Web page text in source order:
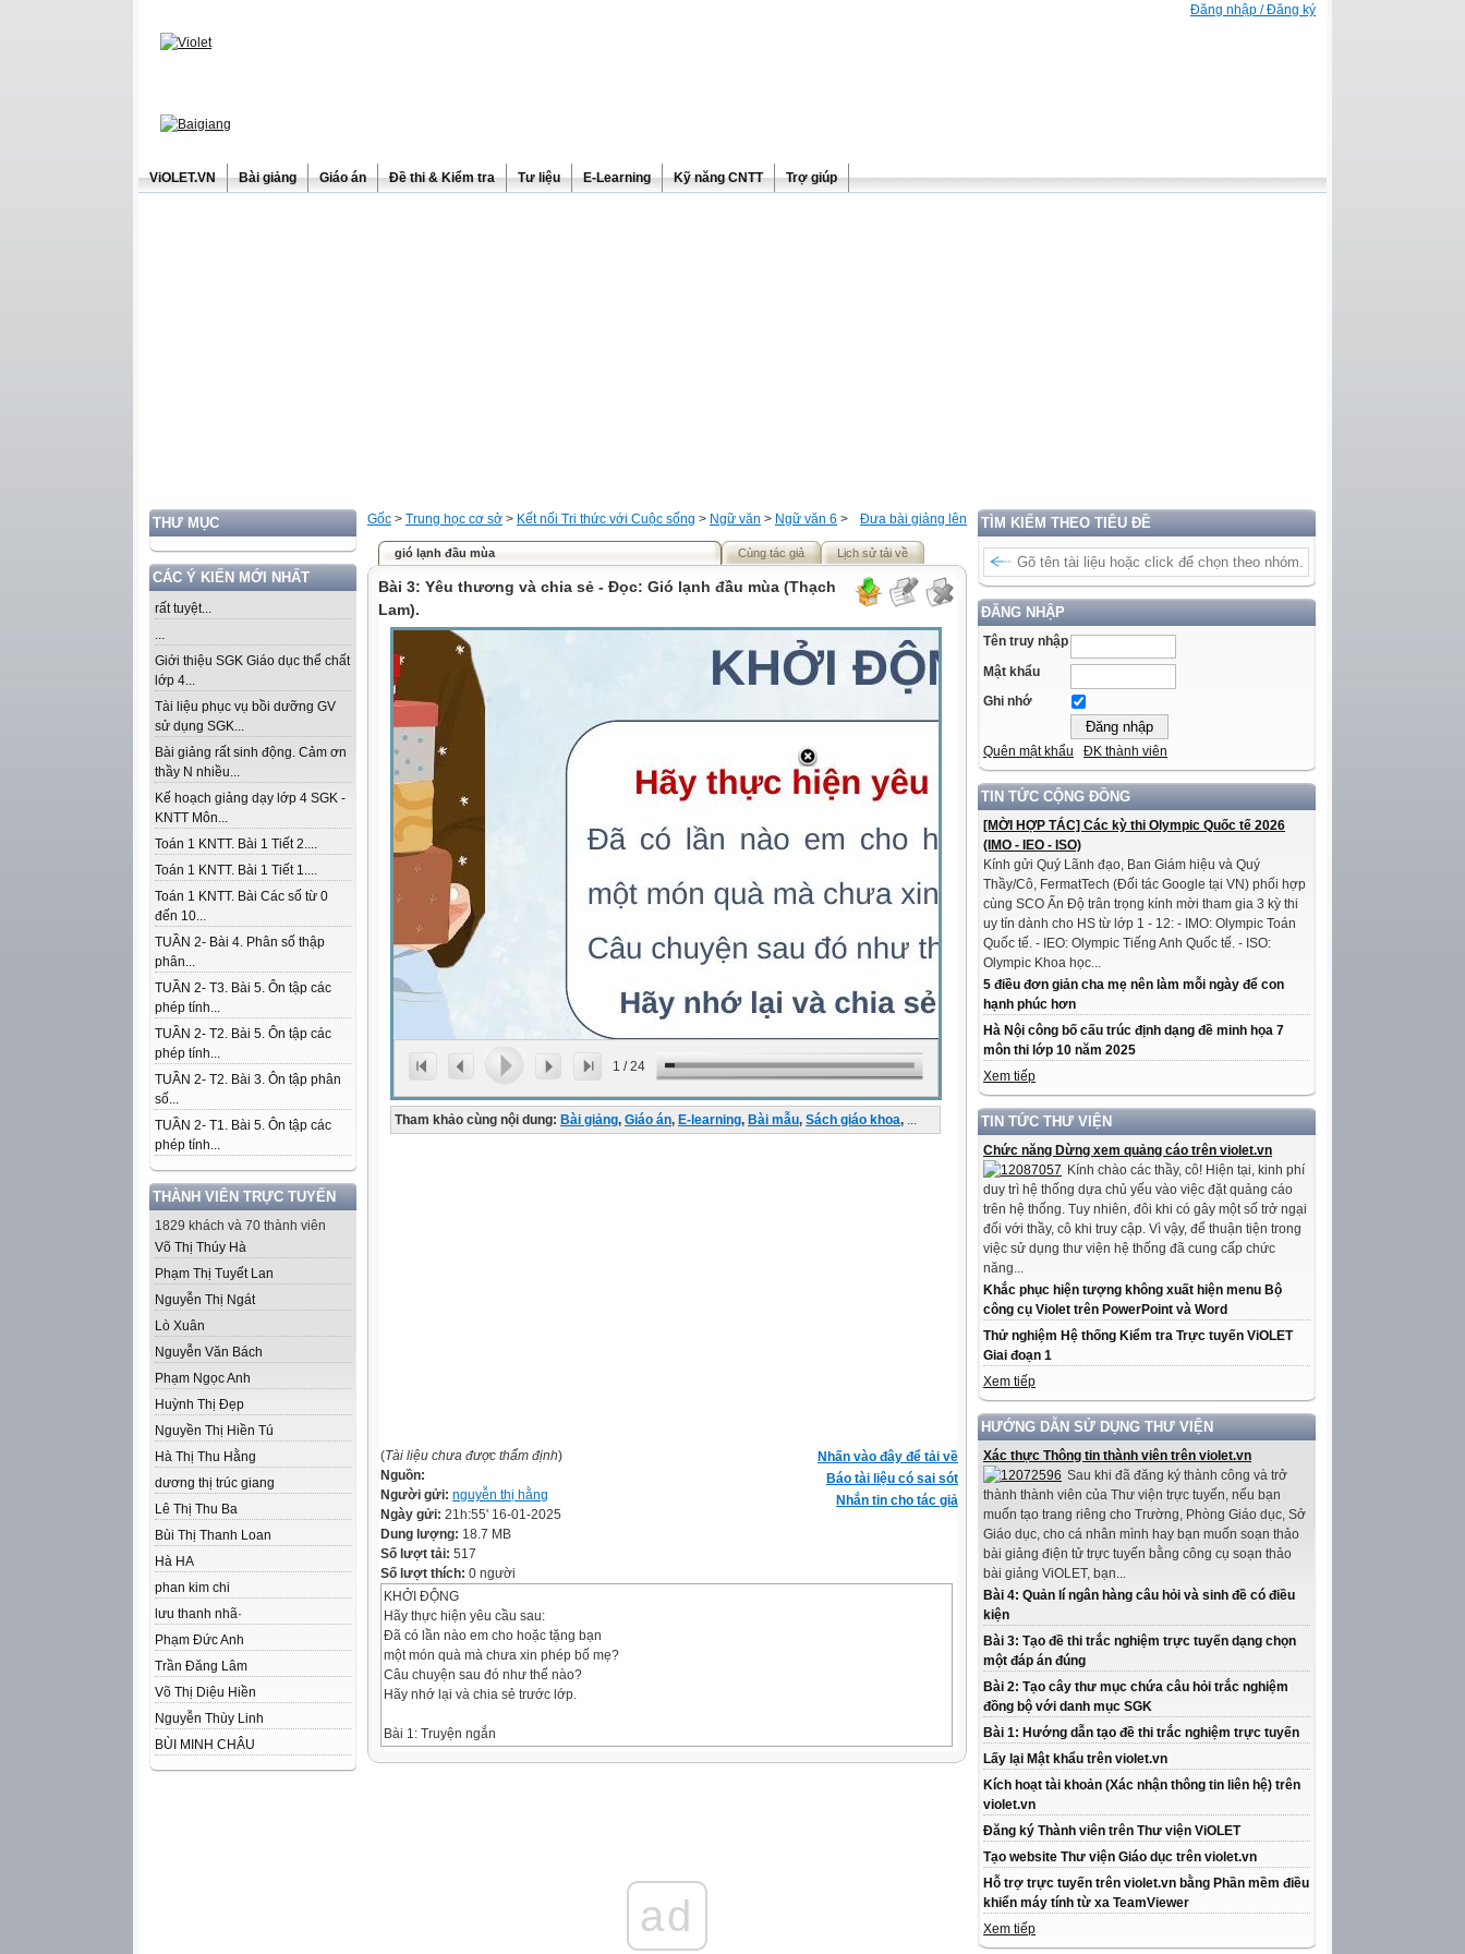
Đăng nhập / Đăng ký
ViOLET.VN Bài giảng Giáo án Đề thi & Kiểm tra Tư liệu E-Learning Kỹ năng CNTT Trợ giúp
THƯ MỤC
CÁC Ý KIẾN MỚI NHẤT
rất tuyệt...
...
Giới thiệu SGK Giáo dục thể chất
lớp 4...
Tài liệu phục vụ bồi dưỡng GV
sử dụng SGK...
Bài giảng rất sinh động. Cảm ơn
thầy N nhiều...
Kế hoạch giảng dạy lớp 4 SGK -
KNTT Môn...
Toán 1 KNTT. Bài 1 Tiết 2....
Toán 1 KNTT. Bài 1 Tiết 1....
Toán 1 KNTT. Bài Các số từ 0
đến 10...
TUẦN 2- Bài 4. Phân số thập
phân...
TUẦN 2- T3. Bài 5. Ôn tập các
phép tính...
TUẦN 2- T2. Bài 5. Ôn tập các
phép tính...
TUẦN 2- T2. Bài 3. Ôn tập phân
số...
TUẦN 2- T1. Bài 5. Ôn tập các
phép tính...
THÀNH VIÊN TRỰC TUYẾN
1829 khách và 70 thành viên
Võ Thị Thúy Hà
Phạm Thị Tuyết Lan
Nguyễn Thị Ngát
Lò Xuân
Nguyễn Văn Bách
Phạm Ngọc Anh
Huỳnh Thị Đẹp
Nguyền Thị Hiền Tú
Hà Thị Thu Hằng
dương thị trúc giang
Lê Thị Thu Ba
Bùi Thị Thanh Loan
Hà HA
phan kim chi
lưu thanh nhã·
Phạm Đức Anh
Trần Đăng Lâm
Võ Thị Diệu Hiền
Nguyễn Thùy Linh
BÙI MINH CHÂU
TÌM KIẾM THEO TIÊU ĐỀ
ĐĂNG NHẬP
Tên truy nhập
Mật khẩu
Ghi nhớ
Quên mật khẩu ĐK thành viên
TIN TỨC CỘNG ĐỒNG
[MỜI HỢP TÁC] Các kỳ thi Olympic Quốc tế 2026
(IMO - IEO - ISO)
Kính gửi Quý Lãnh đạo, Ban Giám hiệu và Quý
Thầy/Cô, FermatTech (Đối tác Google tại VN) phối hợp
cùng SCO Ấn Độ trân trọng kính mời tham gia 3 kỳ thi
uy tín dành cho HS từ lớp 1 - 12: - IMO: Olympic Toán
Quốc tế. - IEO: Olympic Tiếng Anh Quốc tế. - ISO:
Olympic Khoa học...
5 điều đơn giản cha mẹ nên làm mỗi ngày để con
hạnh phúc hơn
Hà Nội công bố cấu trúc định dạng đề minh họa 7
môn thi lớp 10 năm 2025
Xem tiếp
TIN TỨC THƯ VIỆN
Chức năng Dừng xem quảng cáo trên violet.vn
Kính chào các thầy, cô! Hiện tại, kinh phí
duy trì hệ thống dựa chủ yếu vào việc đặt quảng cáo
trên hệ thống. Tuy nhiên, đôi khi có gây một số trở ngại
đối với thầy, cô khi truy cập. Vì vậy, để thuận tiện trong
việc sử dụng thư viện hệ thống đã cung cấp chức
năng...
Khắc phục hiện tượng không xuất hiện menu Bộ
công cụ Violet trên PowerPoint và Word
Thử nghiệm Hệ thống Kiểm tra Trực tuyến ViOLET
Giai đoạn 1
Xem tiếp
HƯỚNG DẪN SỬ DỤNG THƯ VIỆN
Xác thực Thông tin thành viên trên violet.vn
Sau khi đã đăng ký thành công và trở
thành thành viên của Thư viện trực tuyến, nếu bạn
muốn tạo trang riêng cho Trường, Phòng Giáo dục, Sở
Giáo dục, cho cá nhân mình hay bạn muốn soạn thảo
bài giảng điện tử trực tuyến bằng công cụ soạn thảo
bài giảng ViOLET, bạn...
Bài 4: Quản lí ngân hàng câu hỏi và sinh đề có điều
kiện
Bài 3: Tạo đề thi trắc nghiệm trực tuyến dạng chọn
một đáp án đúng
Bài 2: Tạo cây thư mục chứa câu hỏi trắc nghiệm
đồng bộ với danh mục SGK
Bài 1: Hướng dẫn tạo đề thi trắc nghiệm trực tuyến
Lấy lại Mật khẩu trên violet.vn
Kích hoạt tài khoản (Xác nhận thông tin liên hệ) trên
violet.vn
Đăng ký Thành viên trên Thư viện ViOLET
Tạo website Thư viện Giáo dục trên violet.vn
Hỗ trợ trực tuyến trên violet.vn bằng Phần mềm điều
khiển máy tính từ xa TeamViewer
Xem tiếp
Đưa bài giảng lên
Gốc > Trung học cơ sở > Kết nối Tri thức với Cuộc sống > Ngữ văn > Ngữ văn 6 >
gió lạnh đầu mùa Cùng tác giả Lịch sử tải về
Bài 3: Yêu thương và chia sẻ - Đọc: Gió lạnh đầu mùa (Thạch
Lam).
1 /24
Tham khảo cùng nội dung: Bài giảng, Giáo án, E-learning, Bài mẫu, Sách giáo khoa, ...
Nhấn vào đây để tải về
Báo tài liệu có sai sót
Nhắn tin cho tác giả
(Tài liệu chưa được thẩm định)
Nguồn:
Người gửi: nguyễn thị hằng
Ngày gửi: 21h:55' 16-01-2025
Dung lượng: 18.7 MB
Số lượt tải: 517
Số lượt thích: 0 người
KHỞI ĐỘNG
Hãy thực hiện yêu cầu sau:
Đã có lần nào em cho hoặc tặng bạn
một món quà mà chưa xin phép bố mẹ?
Câu chuyện sau đó như thế nào?
Hãy nhớ lại và chia sẻ trước lớp.
Bài 1: Truyện ngắn
ad